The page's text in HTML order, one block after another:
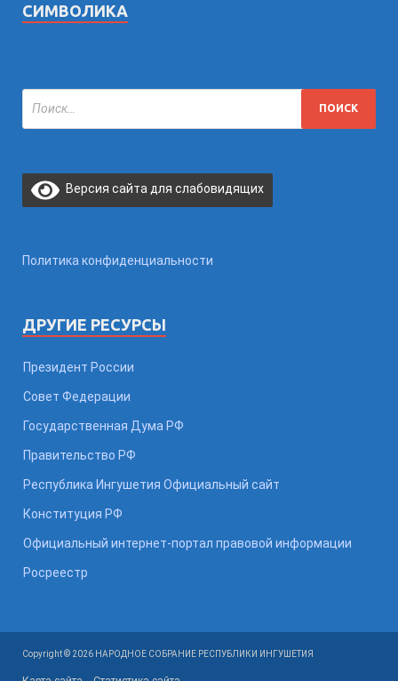
СИМВОЛИКА
Версия сайта для слабовидящих
Политика конфиденциальности
ДРУГИЕ РЕСУРСЫ
Президент России
Совет Федерации
Государственная Дума РФ
Правительство РФ
Республика Ингушетия Официальный сайт
Конституция РФ
Официальный интернет-портал правовой информации
Росреестр
Copyright © 2026 НАРОДНОЕ СОБРАНИЕ РЕСПУБЛИКИ ИНГУШЕТИЯ